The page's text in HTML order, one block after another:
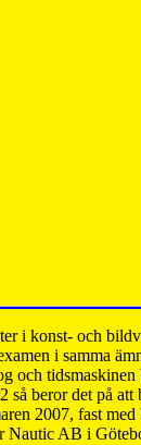
i konst- och
i samma
och
beror det på
2007, fast
Nautic AB i